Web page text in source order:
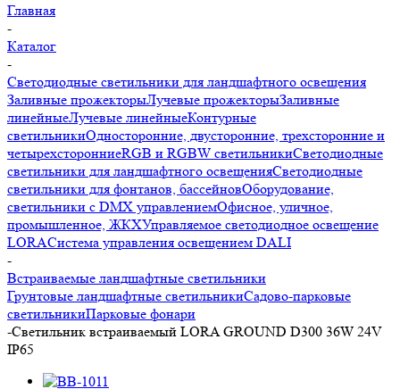
Главная
-
Каталог
-
Светодиодные светильники для ландшафтного освещения
Заливные прожекторыЛучевые прожекторыЗаливные
линейныеЛучевые линейныеКонтурные
светильникиОдносторонние, двусторонние, трехсторонние и
четырехсторонниеRGB и RGBW светильникиСветодиодные
светильники для ландшафтного освещенияСветодиодные
светильники для фонтанов, бассейновОборудование,
светильники с DMX управлениемОфисное, уличное,
промышленное, ЖКХУправляемое светодиодное освещение
LORAСистема управления освещением DALI
-
Встраиваемые ландшафтные светильники
Грунтовые ландшафтные светильникиСадово-парковые
светильникиПарковые фонари
-Светильник встраиваемый LORA GROUND D300 36W 24V
IP65